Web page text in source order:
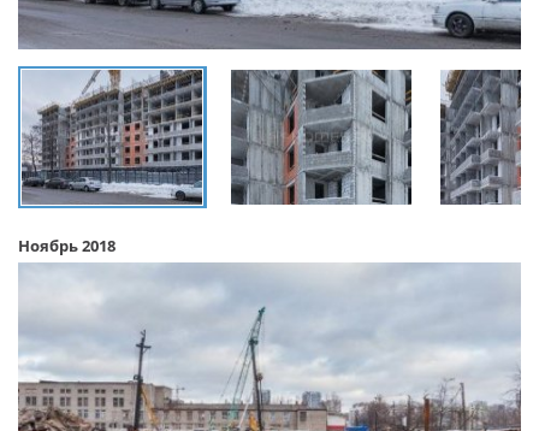
Ноябрь 2018